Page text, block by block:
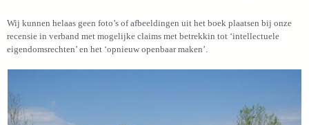
Wij kunnen helaas geen foto’s of afbeeldingen uit het boek plaatsen bij onze
recensie in verband met mogelijke claims met betrekkin tot ‘intellectuele
eigendomsrechten’ en het ‘opnieuw openbaar maken’.